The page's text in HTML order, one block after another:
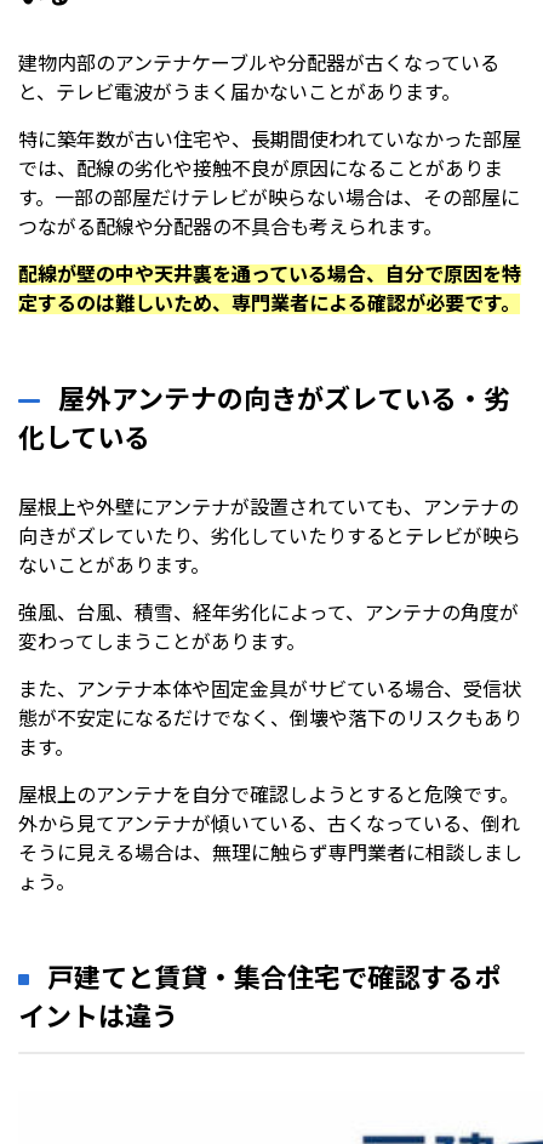
建物内部のアンテナケーブルや分配器が古くなっている
と、テレビ電波がうまく届かないことがあります。
特に築年数が古い住宅や、長期間使われていなかった部屋
では、配線の劣化や接触不良が原因になることがありま
す。一部の部屋だけテレビが映らない場合は、その部屋に
つながる配線や分配器の不具合も考えられます。
配線が壁の中や天井裏を通っている場合、自分で原因を特
定するのは難しいため、専門業者による確認が必要です。
屋外アンテナの向きがズレている・劣
化している
屋根上や外壁にアンテナが設置されていても、アンテナの
向きがズレていたり、劣化していたりするとテレビが映ら
ないことがあります。
強風、台風、積雪、経年劣化によって、アンテナの角度が
変わってしまうことがあります。
また、アンテナ本体や固定金具がサビている場合、受信状
態が不安定になるだけでなく、倒壊や落下のリスクもあり
ます。
屋根上のアンテナを自分で確認しようとすると危険です。
外から見てアンテナが傾いている、古くなっている、倒れ
そうに見える場合は、無理に触らず専門業者に相談しまし
ょう。
戸建てと賃貸・集合住宅で確認するポ
イントは違う